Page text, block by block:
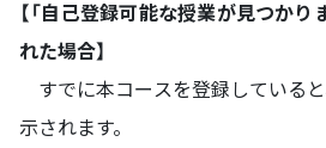
【「自己登録可能な授業が見つかり
れた場合】
すでに本コースを登録している
示されます。